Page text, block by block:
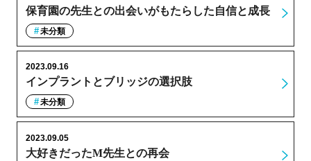
保育園の先生との出会いがもたらした自信と成長
未分類
インプラントとブリッジの選択肢
2023.09.16
未分類
大好きだったM先生との再会
2023.09.05